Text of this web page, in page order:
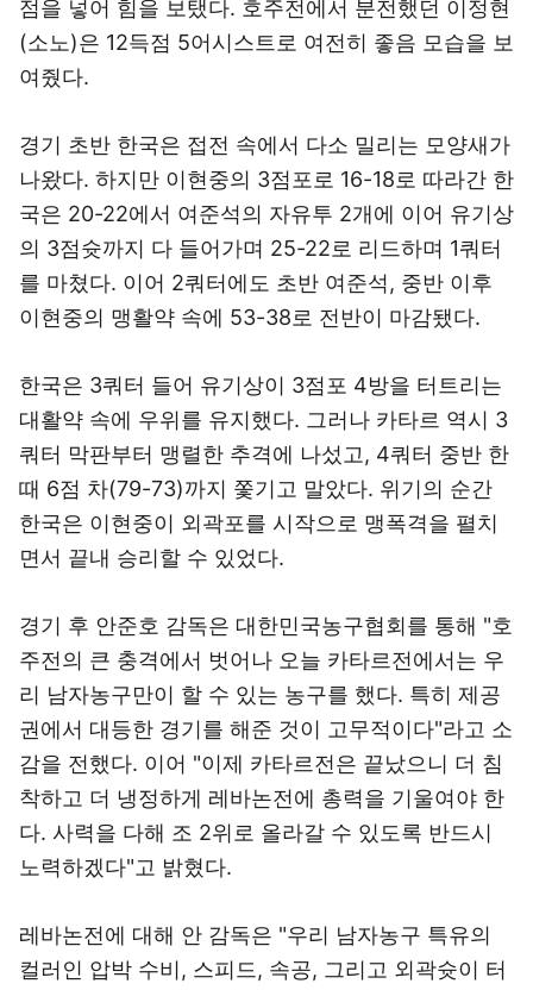
점을 넣어 힘을 보탰다. 호주전에서 분전했던 이정현
(소노)은 12득점 5어시스트로 여전히 좋음 모습을 보
여줬다.
경기 초반 한국은 접전 속에서 다소 밀리는 모양새가
나왔다. 하지만 이현중의 3점포로 16-18로 따라간 한
국은 20-22에서 여준석의 자유투 2개에 이어 유기상
의 3점슛까지 다 들어가며 25-22로 리드하며 1쿼터
를 마쳤다. 이어 2쿼터에도 초반 여준석, 중반 이후
이현중의 맹활약 속에 53-38로 전반이 마감됐다.
한국은 3쿼터 들어 유기상이 3점포 4방을 터트리는
대활약 속에 우위를 유지했다. 그러나 카타르 역시 3
쿼터 막판부터 맹렬한 추격에 나섰고, 4쿼터 중반 한
때 6점 차(79-73)까지 쫓기고 말았다. 위기의 순간
한국은 이현중이 외곽포를 시작으로 맹폭격을 펼치
면서 끝내 승리할 수 있었다.
경기 후 안준호 감독은 대한민국농구협회를 통해 "호
주전의 큰 충격에서 벗어나 오늘 카타르전에서는 우
리 남자농구만이 할 수 있는 농구를 했다. 특히 제공
권에서 대등한 경기를 해준 것이 고무적이다"라고 소
감을 전했다. 이어 "이제 카타르전은 끝났으니 더 침
착하고 더 냉정하게 레바논전에 총력을 기울여야 한
다. 사력을 다해 조 2위로 올라갈 수 있도록 반드시
노력하겠다"고 밝혔다.
레바논전에 대해 안 감독은 "우리 남자농구 특유의
컬러인 압박 수비, 스피드, 속공, 그리고 외곽슛이 터